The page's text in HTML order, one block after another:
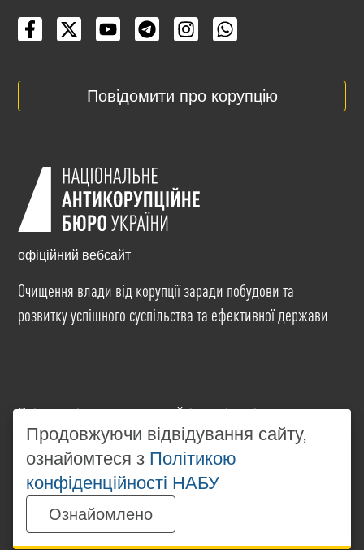
Повідомити про корупцію
офіційний вебсайт
Очищення влади від корупції заради побудови та
розвитку успішного суспільства та ефективної держави
Всі матеріали на цьому сайті розміщені на умовах
ліцензіїCreative Commons Attribution-NonCommercial-
NoDerivatives 4.0 International. Використання будь-
яких матеріалів, розміщених на сайті, дозволяється
за умови посилання наwww.nabu.gov.ua
незалежності від повного або часткового
використання матеріалів.
Продовжуючи відвідування сайту,
ознайомтеся з Політикою
конфіденційності НАБУ
Ознайомлено